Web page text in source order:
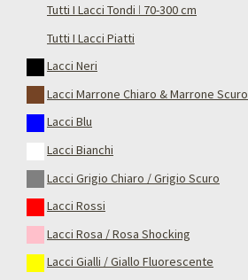
Tutti I Lacci Tondi ǀ 70-300 cm
Tutti I Lacci Piatti
Lacci Neri
Lacci Marrone Chiaro & Marrone Scuro
Lacci Blu
Lacci Bianchi
Lacci Grigio Chiaro / Grigio Scuro
Lacci Rossi
Lacci Rosa / Rosa Shocking
Lacci Gialli / Giallo Fluorescente